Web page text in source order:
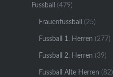
Fussball (479)
Frauenfussball (25)
Fussball 1. Herren (277)
Fussball 2. Herren (39)
Fussball Alte Herren (82)